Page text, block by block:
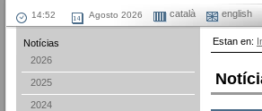
Agosto 2026 català english
Notícias
2026
2025
2024
Estan en: